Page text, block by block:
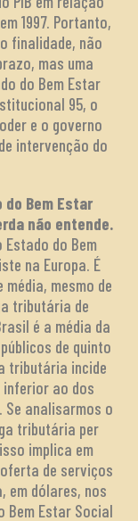
1997. Portanto,
finalidade, não
mas uma
do Bem Estar
95, o
e o governo
intervenção do
Bem Estar
não entende.
do Bem
na Europa. É
mesmo de
tributária de
é a média da
de quinto
tributária incide
inferior ao dos
Se analisarmos o
tributária per
implica em
de serviços
em dólares, nos
Bem Estar Social